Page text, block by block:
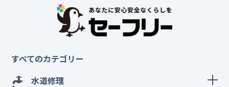
すべてのカテゴリー
水道修理